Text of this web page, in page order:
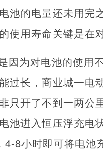
池的电量还未用完
使用寿命关键是在
因为对电池的使用
过长，商业城一电
只开了不到一两公
池进入恒压浮充电
4-8小时即可将电